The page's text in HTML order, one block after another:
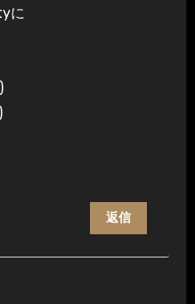
に
返信